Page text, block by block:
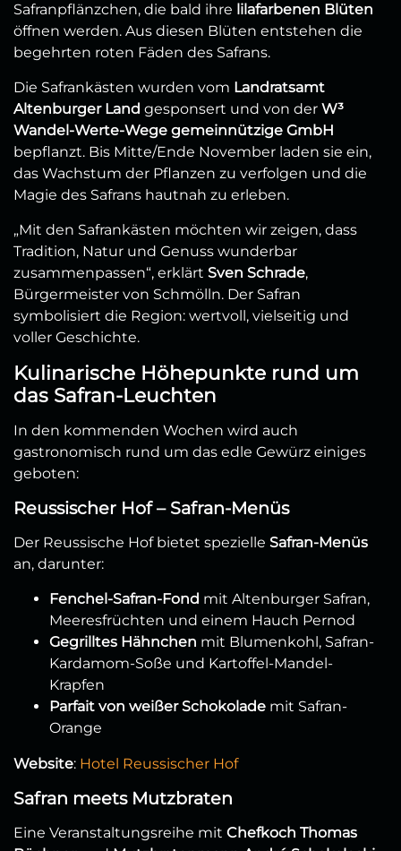
Safranpflänzchen, die bald ihre lilafarbenen Blüten
öffnen werden. Aus diesen Blüten entstehen die
begehrten roten Fäden des Safrans.
Die Safrankästen wurden vom Landratsamt
Altenburger Land gesponsert und von der W³
Wandel-Werte-Wege gemeinnützige GmbH
bepflanzt. Bis Mitte/Ende November laden sie ein,
das Wachstum der Pflanzen zu verfolgen und die
Magie des Safrans hautnah zu erleben.
„Mit den Safrankästen möchten wir zeigen, dass
Tradition, Natur und Genuss wunderbar
zusammenpassen“, erklärt Sven Schrade,
Bürgermeister von Schmölln. Der Safran
symbolisiert die Region: wertvoll, vielseitig und
voller Geschichte.
Kulinarische Höhepunkte rund um
das Safran-Leuchten
In den kommenden Wochen wird auch
gastronomisch rund um das edle Gewürz einiges
geboten:
Reussischer Hof – Safran-Menüs
Der Reussische Hof bietet spezielle Safran-Menüs
an, darunter:
Fenchel-Safran-Fond mit Altenburger Safran,
Meeresfrüchten und einem Hauch Pernod
Gegrilltes Hähnchen mit Blumenkohl, Safran-
Kardamom-Soße und Kartoffel-Mandel-
Krapfen
Parfait von weißer Schokolade mit Safran-
Orange
Website: Hotel Reussischer Hof
Safran meets Mutzbraten
Eine Veranstaltungsreihe mit Chefkoch Thomas